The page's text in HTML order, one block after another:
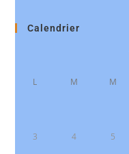
Calendrier
L M M
3 4 5